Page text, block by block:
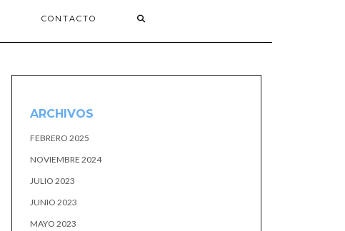
CONTACTO
ARCHIVOS
FEBRERO 2025
NOVIEMBRE 2024
JULIO 2023
JUNIO 2023
MAYO 2023